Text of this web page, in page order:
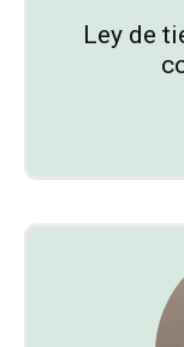
Ley de